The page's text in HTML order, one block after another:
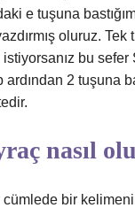
e tuşuna
oluruz. Tek
istiyorsanız bu
ardından 2 tuşuna
nasıl
cümlede bir